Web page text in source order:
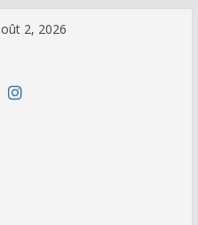
2, 2026